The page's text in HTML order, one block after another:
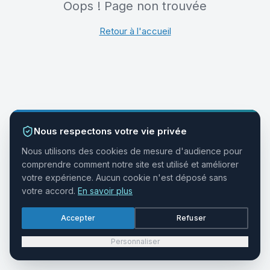
Oops ! Page non trouvée
Retour à l'accueil
Nous respectons votre vie privée
Nous utilisons des cookies de mesure d'audience pour
comprendre comment notre site est utilisé et améliorer
votre expérience. Aucun cookie n'est déposé sans
votre accord. En savoir plus
Accepter Refuser
Personnaliser